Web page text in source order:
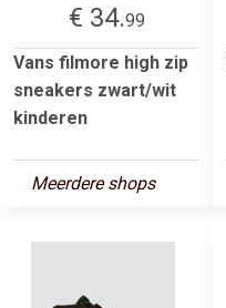
€ 34.99
Vans filmore high zip
sneakers zwart/wit
kinderen
Meerdere shops